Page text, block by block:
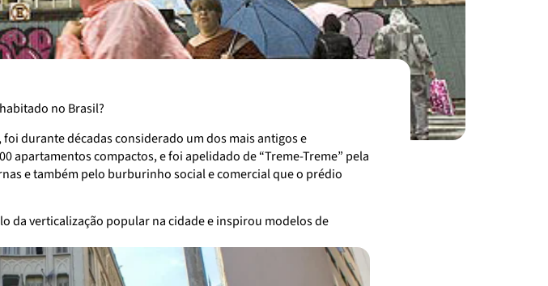
no Brasil?
, foi durante décadas considerado um dos mais antigos e
apartamentos compactos, e foi apelidado de “Treme-Treme” pela
e também pelo burburinho social e comercial que o prédio
da verticalização popular na cidade e inspirou modelos de